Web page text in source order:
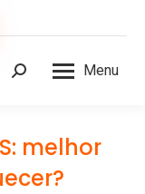
Menu
Buscar
melhor